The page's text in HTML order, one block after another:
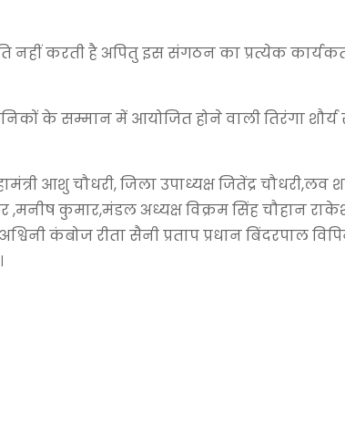
करती है अपितु इस संगठन का प्रत्येक
के सम्मान में आयोजित होने वाली तिरंगा शौर्य
आशु चौधरी, जिला उपाध्यक्ष जितेंद्र चौधरी,लव
,मनीष कुमार,मंडल अध्यक्ष विक्रम सिंह चौहान
कंबोज रीता सैनी प्रताप प्रधान बिंदरपाल